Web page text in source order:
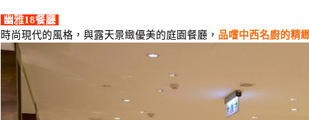
幽雅18餐廳
時尚現代的風格，與露天景緻優美的庭園餐廳， 品嚐中西名廚的精